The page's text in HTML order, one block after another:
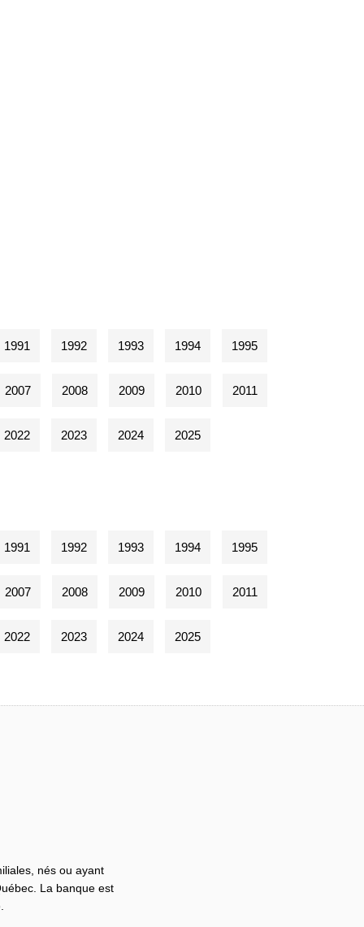
1991 1992 1993 1994 1995
2007 2008 2009 2010 2011
2022 2023 2024 2025
1991 1992 1993 1994 1995
2007 2008 2009 2010 2011
2022 2023 2024 2025
nés ou ayant
La banque est